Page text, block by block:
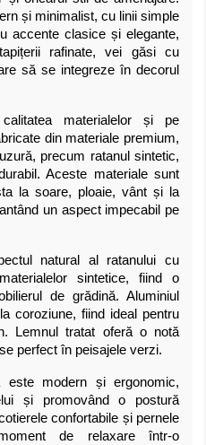
și minimalist, cu linii simple
accente clasice și elegante,
rafinate, vei găsi cu
să se integreze în decorul
materialelor și pe
din materiale premium,
precum ratanul sintetic,
Aceste materiale sunt
la soare, ploaie, vânt și la
un aspect impecabil pe
natural al ratanului cu
sintetice, fiind o
de grădină. Aluminiul
coroziune, fiind ideal pentru
Lemnul tratat oferă o notă
perfect în peisajele verzi.
este modern și ergonomic,
și promovând o postură
confortabile și pernele
de relaxare într-o